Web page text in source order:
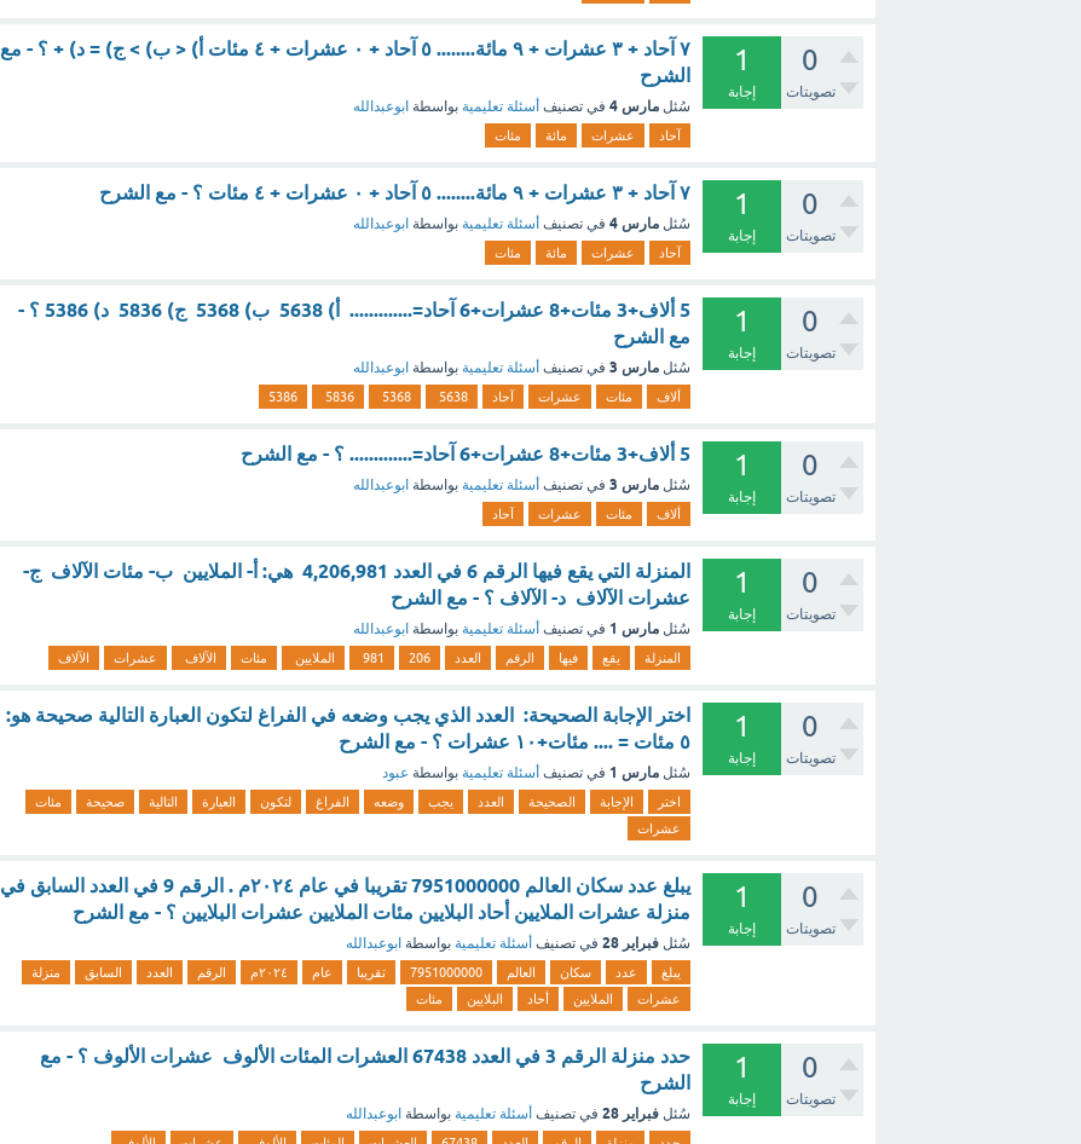
0
تصويتات
1
إجابة
٧ آحاد + ٣ عشرات + ٩ مائة........ ٥ آحاد + ٠ عشرات + ٤ مئات أ) < ب) > ج) = د) + ؟ - مع
الشرح
سُئل مارس 4 في تصنيف أسئلة تعليمية بواسطة ابوعبدالله
آحاد عشرات مائة مئات
0
تصويتات
1
إجابة
٧ آحاد + ٣ عشرات + ٩ مائة........ ٥ آحاد + ٠ عشرات + ٤ مئات ؟ - مع الشرح
سُئل مارس 4 في تصنيف أسئلة تعليمية بواسطة ابوعبدالله
آحاد عشرات مائة مئات
0
تصويتات
1
إجابة
5 ألاف+3 مئات+8 عشرات+6 آحاد=............. أ) 5638 ب) 5368 ج) 5836 د) 5386 ؟ -
مع الشرح
سُئل مارس 3 في تصنيف أسئلة تعليمية بواسطة ابوعبدالله
ألاف مئات عشرات آحاد 5638
5368
5836
5386
0
تصويتات
1
إجابة
5 ألاف+3 مئات+8 عشرات+6 آحاد=............. ؟ - مع الشرح
سُئل مارس 3 في تصنيف أسئلة تعليمية بواسطة ابوعبدالله
ألاف مئات عشرات آحاد
0
تصويتات
1
إجابة
المنزلة التي يقع فيها الرقم 6 في العدد 4,206,981 هي: أ- الملايين ب- مئات الآلاف ج-
عشرات الآلاف د- الآلاف ؟ - مع الشرح
سُئل مارس 1 في تصنيف أسئلة تعليمية بواسطة ابوعبدالله
المنزلة يقع فيها الرقم العدد 206
981 الملايين مئات الآلاف عشرات الآلاف
0
تصويتات
1
إجابة
اختر الإجابة الصحيحة: العدد الذي يجب وضعه في الفراغ لتكون العبارة التالية صحيحة هو:
٥ مئات = .... مئات+١٠ عشرات ؟ - مع الشرح
سُئل مارس 1 في تصنيف أسئلة تعليمية بواسطة عبود
اختر الإجابة الصحيحة العدد يجب وضعه الفراغ لتكون العبارة التالية صحيحة
مئات
عشرات
0
تصويتات
1
إجابة
يبلغ عدد سكان العالم 7951000000 تقريبا في عام ۲۰۲٤م . الرقم 9 في العدد السابق في
منزلة عشرات الملايين أحاد البلايين مئات الملايين عشرات البلايين ؟ - مع الشرح
سُئل فبراير 28 في تصنيف أسئلة تعليمية بواسطة ابوعبدالله
يبلغ عدد سكان العالم 7951000000 تقريبا عام ۲۰۲٤م الرقم العدد السابق
منزلة
عشرات
الملايين أحاد البلايين مئات
0
تصويتات
1
إجابة
حدد منزلة الرقم 3 في العدد 67438 العشرات المئات الألوف عشرات الألوف ؟ - مع
الشرح
سُئل فبراير 28 في تصنيف أسئلة تعليمية بواسطة ابوعبدالله